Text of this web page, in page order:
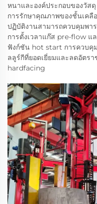
หนาและองค์ประกอบของวัสดุ
การรักษาคุณภาพของชั้นเคลื
ปฏิบัติงานสามารถควบคุมพา
การตั้งเวลาแก๊ส pre-flow แ
ฟังก์ชัน hot start การควบคุ
ลลูร์กีที่ยอดเยี่ยมและลดอัตร
hardfacing